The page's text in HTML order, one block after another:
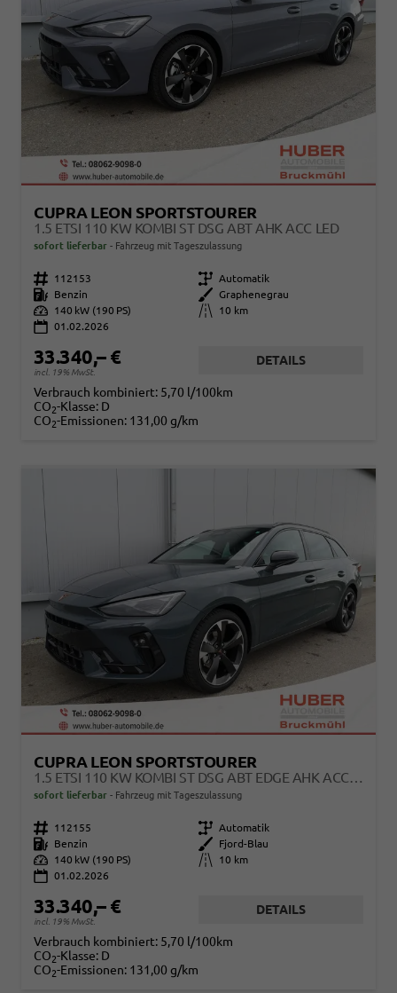
CUPRA LEON SPORTSTOURER
1.5 ETSI 110 KW KOMBI ST DSG ABT AHK ACC LED
sofort lieferbar Fahrzeug mit Tageszulassung
Fahrzeugnr. 112153 Getriebe Automatik
Kraftstoff
Benzin Außenfarbe
Graphenegrau
Leistung
140 kW (190 PS) Kilometerstand
10 km
01.02.2026
33.340,– €
incl. 19% MwSt.
DETAILS
Verbrauch kombiniert: 5,70 l/100km
CO2-Klasse: D
CO2-Emissionen: 131,00 g/km
CUPRA LEON SPORTSTOURER
1.5 ETSI 110 KW KOMBI ST DSG ABT EDGE AHK ACC LED
sofort lieferbar Fahrzeug mit Tageszulassung
Fahrzeugnr. 112155 Getriebe Automatik
Kraftstoff
Benzin Außenfarbe
Fjord-Blau
Leistung
140 kW (190 PS) Kilometerstand
10 km
01.02.2026
33.340,– €
incl. 19% MwSt.
DETAILS
Verbrauch kombiniert: 5,70 l/100km
CO2-Klasse: D
CO2-Emissionen: 131,00 g/km